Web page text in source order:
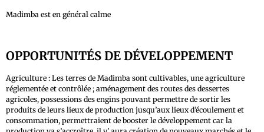
Madimba est en général calme
OPPORTUNITÉS DE DÉVELOPPEMENT
Agriculture : Les terres de Madimba sont cultivables, une agriculture
réglementée et contrôlée ; aménagement des routes des dessertes
agricoles, possessions des engins pouvant permettre de sortir les
produits de leurs lieux de production jusqu’aux lieux d’écoulement et
consommation, permettraient de booster le développement car la